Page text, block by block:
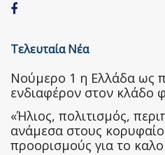
Τελευταία Νέα
Nούμερο 1 η Ελλάδα ως
ενδιαφέρον στον κλάδο
«Ήλιος, πολιτισμός,
ανάμεσα στους
προορισμούς για το